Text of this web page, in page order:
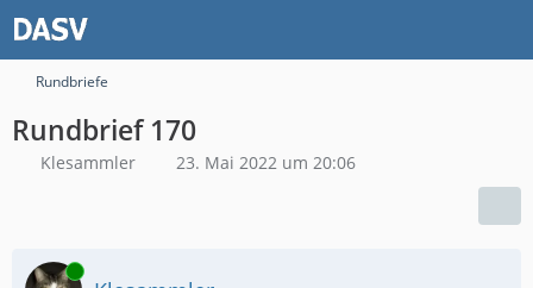
Rundbriefe
Rundbrief 170
Klesammler 23. Mai 2022 um 20:06
Online